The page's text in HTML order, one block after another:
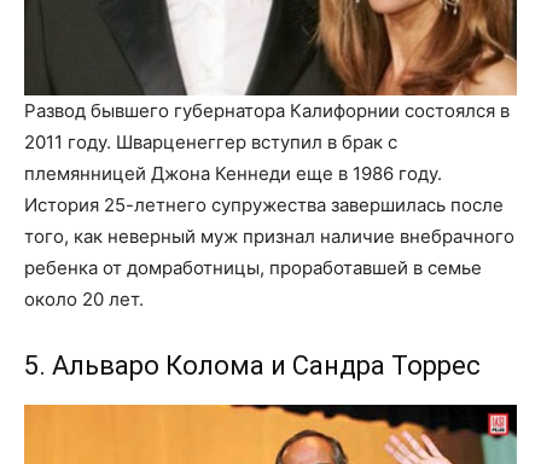
Развод бывшего губернатора Калифорнии состоялся в
2011 году. Шварценеггер вступил в брак с
племянницей Джона Кеннеди еще в 1986 году.
История 25-летнего супружества завершилась после
того, как неверный муж признал наличие внебрачного
ребенка от домработницы, проработавшей в семье
около 20 лет.
5. Альваро Колома и Сандра Торрес